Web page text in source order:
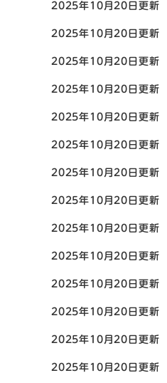
2025年10月20日更新
2025年10月20日更新
2025年10月20日更新
2025年10月20日更新
2025年10月20日更新
2025年10月20日更新
2025年10月20日更新
2025年10月20日更新
2025年10月20日更新
2025年10月20日更新
2025年10月20日更新
2025年10月20日更新
2025年10月20日更新
2025年10月20日更新